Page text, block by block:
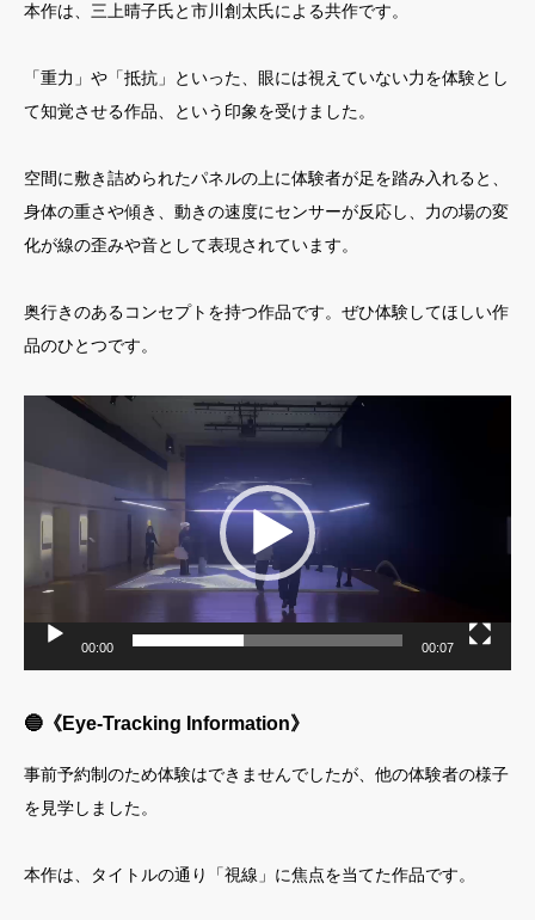
本作は、三上晴子氏と市川創太氏による共作です。
「重力」や「抵抗」といった、眼には視えていない力を体験とし
て知覚させる作品、という印象を受けました。
空間に敷き詰められたパネルの上に体験者が足を踏み入れると、
身体の重さや傾き、動きの速度にセンサーが反応し、力の場の変
化が線の歪みや音として表現されています。
奥行きのあるコンセプトを持つ作品です。ぜひ体験してほしい作
品のひとつです。
00:00 00:07
🔵《Eye-Tracking Information》
事前予約制のため体験はできませんでしたが、他の体験者の様子
を見学しました。
本作は、タイトルの通り「視線」に焦点を当てた作品です。